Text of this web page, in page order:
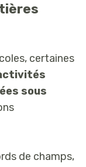
certaines
sous
de champs,